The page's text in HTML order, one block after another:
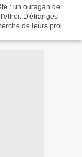
: un ouragan de
D'étranges
de leurs proies,